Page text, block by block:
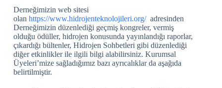
Derneğimizin web sitesi
olan https://www.hidrojenteknolojileri.org/adresinden
Derneğimizin düzenlediği geçmiş kongreler, vermiş
olduğu ödüller, hidrojen konusunda yayınlandığı raporlar,
çıkardığı bültenler, Hidrojen Sohbetleri gibi düzenlediği
diğer etkinlikler ile ilgili bilgi alabilirsiniz. Kurumsal
Üyeleri’mize sağladığımız bazı ayrıcalıklar da aşağıda
belirtilmiştir.